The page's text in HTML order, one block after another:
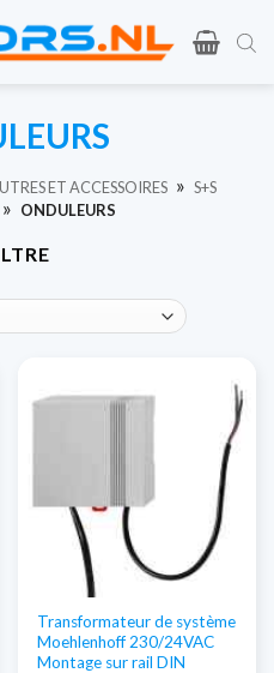
ET ACCESSOIRES » S+S
» ONDULEURS
Transformateur de système
Moehlenhoff 230/24VAC
Montage sur rail DIN